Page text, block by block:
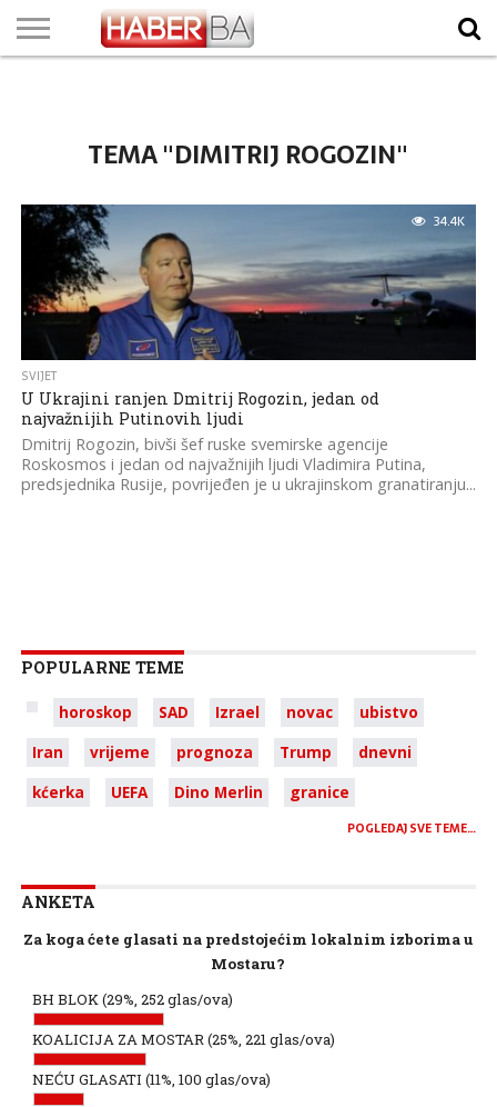
TEMA "DIMITRIJ ROGOZIN"
34.4K
SVIJET
U Ukrajini ranjen Dmitrij Rogozin, jedan od
najvažnijih Putinovih ljudi
Dmitrij Rogozin, bivši šef ruske svemirske agencije
Roskosmos i jedan od najvažnijih ljudi Vladimira Putina,
predsjednika Rusije, povrijeđen je u ukrajinskom granatiranju...
POPULARNE TEME
horoskop SAD Izrael novac
ubistvo
Iran
vrijeme prognoza Trump
dnevni
kćerka
UEFA Dino Merlin granice
POGLEDAJ SVE TEME…
ANKETA
Za koga ćete glasati na predstojećim lokalnim izborima u
Mostaru?
BH BLOK(29%, 252 glas/ova)
KOALICIJA ZA MOSTAR(25%, 221 glas/ova)
NEĆU GLASATI (11%, 100 glas/ova)